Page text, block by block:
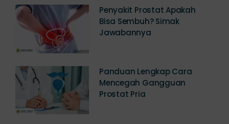
Penyakit Prostat Apakah
Bisa Sembuh? Simak
Panduan Lengkap Cara
Mencegah Gangguan